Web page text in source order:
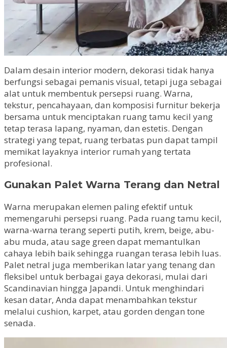
Dalam desain interior modern, dekorasi tidak hanya
berfungsi sebagai pemanis visual, tetapi juga sebagai
alat untuk membentuk persepsi ruang. Warna,
tekstur, pencahayaan, dan komposisi furnitur bekerja
bersama untuk menciptakan ruang tamu kecil yang
tetap terasa lapang, nyaman, dan estetis. Dengan
strategi yang tepat, ruang terbatas pun dapat tampil
memikat layaknya interior rumah yang tertata
profesional.
Gunakan Palet Warna Terang dan Netral
Warna merupakan elemen paling efektif untuk
memengaruhi persepsi ruang. Pada ruang tamu kecil,
warna-warna terang seperti putih, krem, beige, abu-
abu muda, atau sage green dapat memantulkan
cahaya lebih baik sehingga ruangan terasa lebih luas.
Palet netral juga memberikan latar yang tenang dan
fleksibel untuk berbagai gaya dekorasi, mulai dari
Scandinavian hingga Japandi. Untuk menghindari
kesan datar, Anda dapat menambahkan tekstur
melalui cushion, karpet, atau gorden dengan tone
senada.